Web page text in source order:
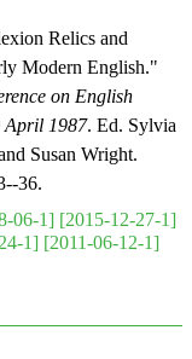
Relics and
Modern English."
on English
April 1987. Ed. Sylvia
Susan Wright.
36.
06-1] [2015-12-27-1]
1] [2011-06-12-1]